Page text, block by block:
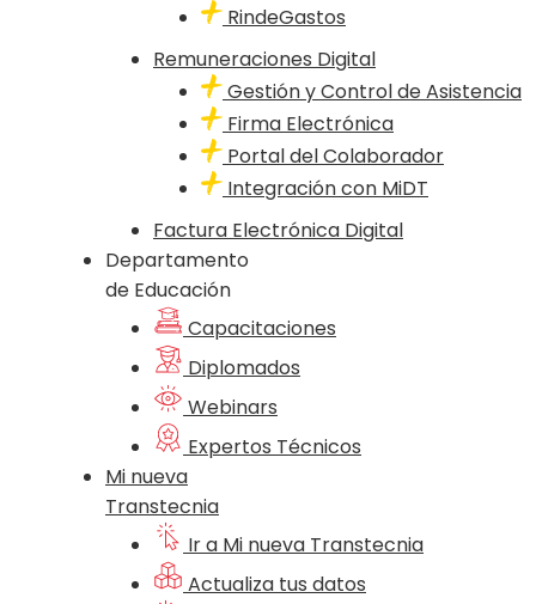
RindeGastos
Remuneraciones Digital
Gestión y Control de Asistencia
Firma Electrónica
Portal del Colaborador
Integración con MiDT
Factura Electrónica Digital
Departamento
de Educación
Capacitaciones
Diplomados
Webinars
Expertos Técnicos
Mi nueva
Transtecnia
Ir a Mi nueva Transtecnia
Actualiza tus datos